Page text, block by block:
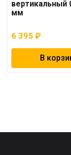
вертикальный
мм
6 395 ₽
В